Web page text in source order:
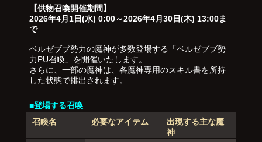
【供物召喚開催期間】
2026年4月1日(水) 0:00～2026年4月30日(木) 13:00ま
で
ベルゼブブ勢力の魔神が多数登場する「ベルゼブブ勢
力PU召喚」を開催いたします。
さらに、一部の魔神は、各魔神専用のスキル書を所持
した状態で排出されます。
■登場する召喚
召喚名
必要なアイテム
出現する主な魔
神